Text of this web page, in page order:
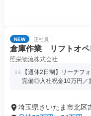
NEW 正社員
倉庫作業 リフトオペ
照栄物流株式会社
【週休2日制】リーチフ
完備◎入社祝金10万円／
埼玉県さいたま市北区